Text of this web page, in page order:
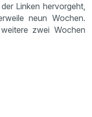
Linken hervorgeht,
neun Wochen.
zwei Wochen